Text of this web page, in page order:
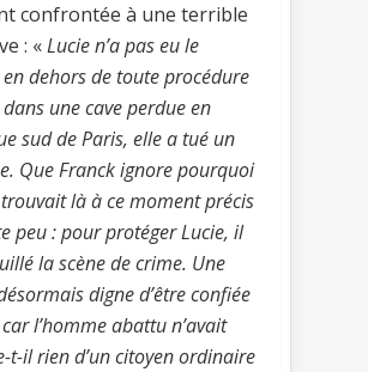
confrontée à une terrible
: «Lucie n’a pas eu le
dehors de toute procédure
une cave perdue en
sud de Paris, elle a tué un
Que Franck ignore pourquoi
là à ce moment précis
peu : pour protéger Lucie, il
la scène de crime. Une
digne d’être confiée
l’homme abattu n’avait
t-il rien d’un citoyen ordinaire